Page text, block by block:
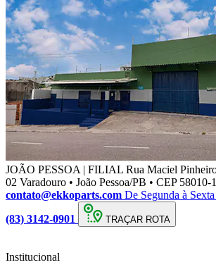
JOÃO PESSOA | FILIAL Rua Maciel
02 Varadouro • João Pessoa/PB • CEP 58010-
contato@ekkoparts.com De Segunda à
(83) 3142-0901
TRAÇAR ROTA
Institucional